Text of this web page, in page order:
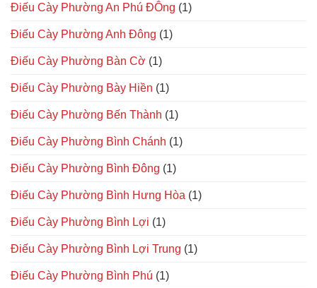
Điếu Cày Phường An Phú ĐÔng (1)
Điếu Cày Phường Anh Đông (1)
Điếu Cày Phường Bàn Cờ (1)
Điếu Cày Phường Bày Hiền (1)
Điếu Cày Phường Bến Thành (1)
Điếu Cày Phường Bình Chánh (1)
Điếu Cày Phường Bình Đông (1)
Điếu Cày Phường Bình Hưng Hòa (1)
Điếu Cày Phường Bình Lợi (1)
Điếu Cày Phường Bình Lợi Trung (1)
Điếu Cày Phường Bình Phú (1)